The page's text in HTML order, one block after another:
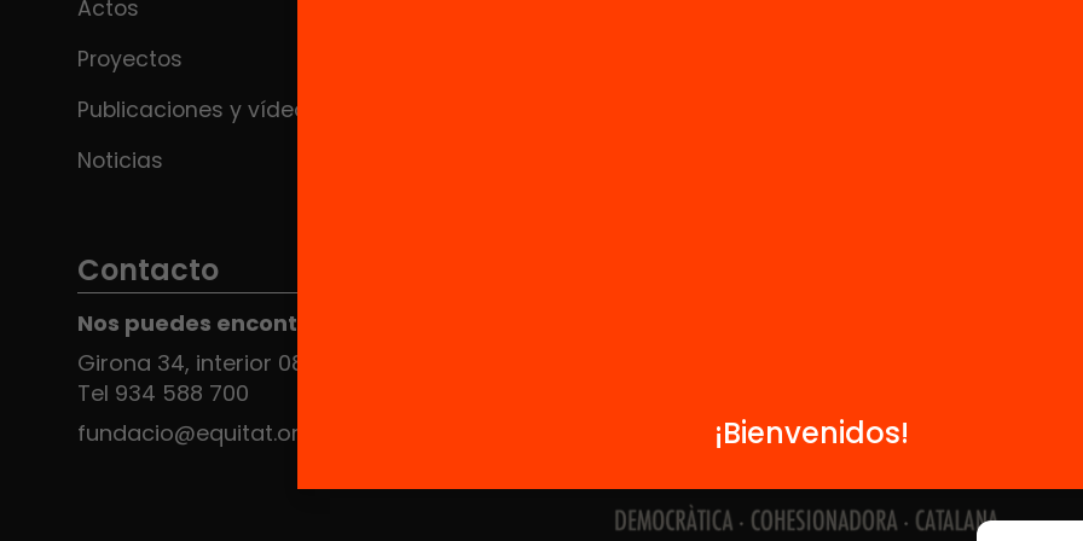
Actos
Proyectos
Publicaciones y vídeos
Noticias
Contacto
Nos puedes encontrar en el HUB Social
Girona 34, interior 08010 Barcelona
Tel 934 588 700
fundacio@equitat.org
¡Bienvenidos!